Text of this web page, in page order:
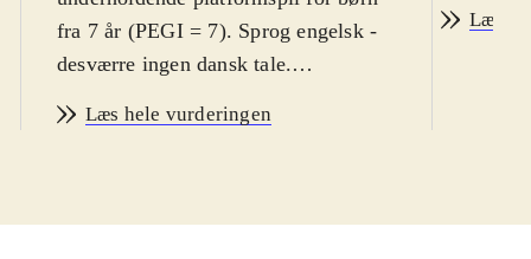
fra 7 år (PEGI = 7). Sprog engelsk -
desværre ingen dansk tale.
genren.
de bedste baner fra tidligere Sonic-
Læs hele vurderingen
Læs